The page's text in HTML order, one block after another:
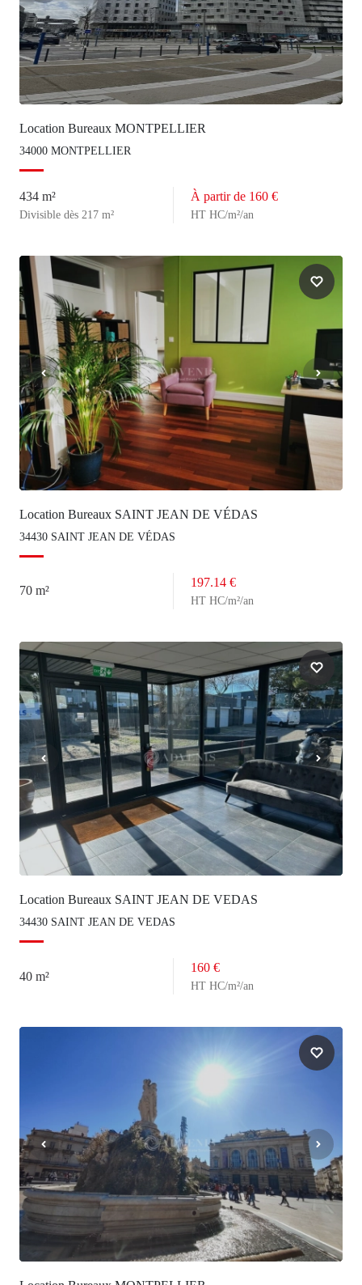
Location Bureaux MONTPELLIER
34000 MONTPELLIER
434 m²
Divisible dès 217 m²
À partir de 160 €
HT HC/m²/an
Location Bureaux SAINT JEAN DE VÉDAS
34430 SAINT JEAN DE VÉDAS
70 m²
197.14 €
HT HC/m²/an
Location Bureaux SAINT JEAN DE VEDAS
34430 SAINT JEAN DE VEDAS
40 m²
160 €
HT HC/m²/an